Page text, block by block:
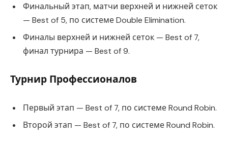
Финальный этап, матчи верхней и нижней сеток
— Best of 5, по системе Double Elimination.
Финалы верхней и нижней сеток — Best of 7,
финал турнира — Best of 9.
Турнир Профессионалов
Первый этап — Best of 7, по системе Round Robin.
Второй этап — Best of 7, по системе Round Robin.